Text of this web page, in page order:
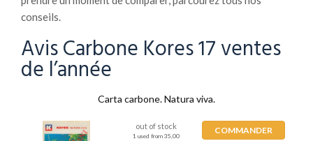
conseils.
Avis Carbone Kores 17 ventes
de l’année
Carta carbone. Natura viva.
out of stock
1 used from 35,00
COMMANDER